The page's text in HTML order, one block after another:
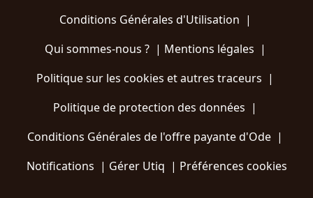
Conditions Générales d'Utilisation |
Qui sommes-nous ?| Mentions légales |
Politique sur les cookies et autres traceurs |
Politique de protection des données |
Conditions Générales de l'offre payante d'Ode |
Notifications | Gérer Utiq | Préférences cookies